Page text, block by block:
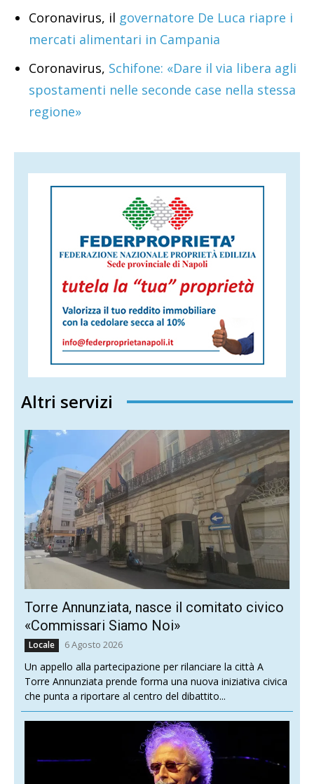
Coronavirus, il governatore De Luca riapre i
mercati alimentari in Campania
Coronavirus, Schifone: «Dare il via libera agli
spostamenti nelle seconde case nella stessa
regione»
Altri servizi
Torre Annunziata, nasce il comitato civico
«Commissari Siamo Noi»
Locale 6 Agosto 2026
Un appello alla partecipazione per rilanciare la città A
Torre Annunziata prende forma una nuova iniziativa civica
che punta a riportare al centro del dibattito...